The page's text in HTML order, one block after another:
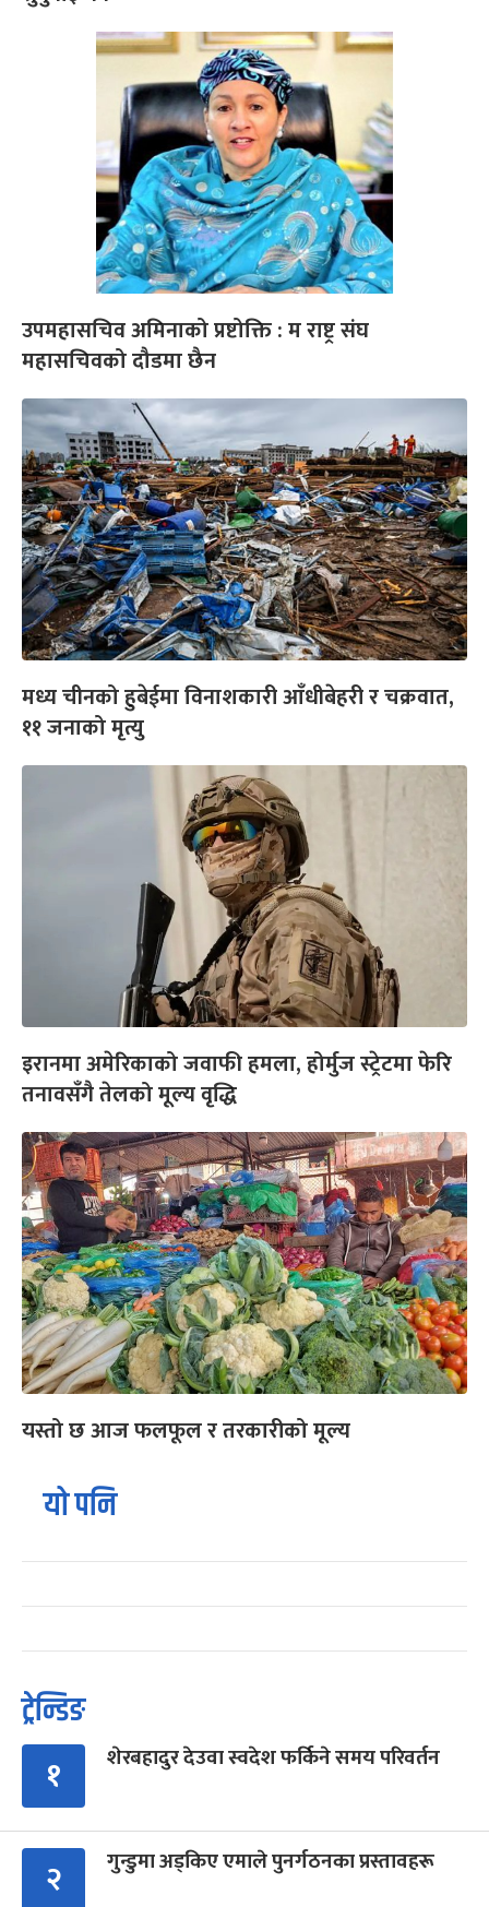
उपमहासचिव अमिनाको प्रष्टोक्ति : म राष्ट्र संघ
महासचिवको दौडमा छैन
मध्य चीनको हुबेईमा विनाशकारी आँधीबेहरी र चक्रवात,
११ जनाको मृत्यु
इरानमा अमेरिकाको जवाफी हमला, होर्मुज स्ट्रेटमा फेरि
तनावसँगै तेलको मूल्य वृद्धि
यस्तो छ आज फलफूल र तरकारीको मूल्य
यो पनि
ट्रेन्डिङ
१ शेरबहादुर देउवा स्वदेश फर्किने समय परिवर्तन
२ गुन्डुमा अड्किए एमाले पुनर्गठनका प्रस्तावहरू